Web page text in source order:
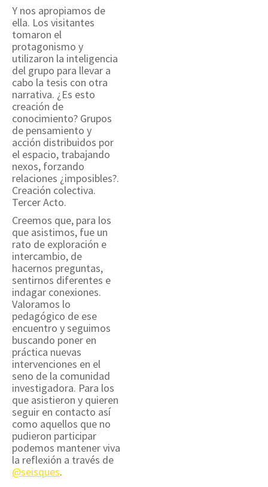
Y nos apropiamos de
ella. Los visitantes
tomaron el
protagonismo y
utilizaron la inteligencia
del grupo para llevar a
cabo la tesis con otra
narrativa. ¿Es esto
creación de
conocimiento? Grupos
de pensamiento y
acción distribuidos por
el espacio, trabajando
nexos, forzando
relaciones ¿imposibles?.
Creación colectiva.
Tercer Acto.
Creemos que, para los
que asistimos, fue un
rato de exploración e
intercambio, de
hacernos preguntas,
sentirnos diferentes e
indagar conexiones.
Valoramos lo
pedagógico de ese
encuentro y seguimos
buscando poner en
práctica nuevas
intervenciones en el
seno de la comunidad
investigadora. Para los
que asistieron y quieren
seguir en contacto así
como aquellos que no
pudieron participar
podemos mantener viva
la reflexión a través de
@seisques.